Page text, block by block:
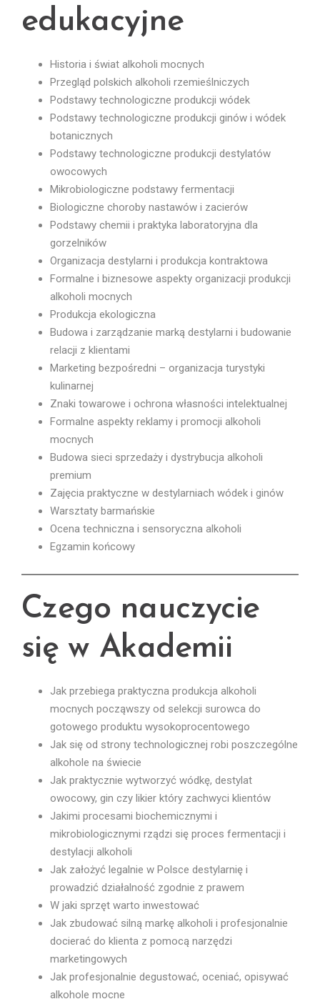
edukacyjne
Historia i świat alkoholi mocnych
Przegląd polskich alkoholi rzemieślniczych
Podstawy technologiczne produkcji wódek
Podstawy technologiczne produkcji ginów i wódek
botanicznych
Podstawy technologiczne produkcji destylatów
owocowych
Mikrobiologiczne podstawy fermentacji
Biologiczne choroby nastawów i zacierów
Podstawy chemii i praktyka laboratoryjna dla
gorzelników
Organizacja destylarni i produkcja kontraktowa
Formalne i biznesowe aspekty organizacji produkcji
alkoholi mocnych
Produkcja ekologiczna
Budowa i zarządzanie marką destylarni i budowanie
relacji z klientami
Marketing bezpośredni – organizacja turystyki
kulinarnej
Znaki towarowe i ochrona własności intelektualnej
Formalne aspekty reklamy i promocji alkoholi
mocnych
Budowa sieci sprzedaży i dystrybucja alkoholi
premium
Zajęcia praktyczne w destylarniach wódek i ginów
Warsztaty barmańskie
Ocena techniczna i sensoryczna alkoholi
Egzamin końcowy
Czego nauczycie
się w Akademii
Jak przebiega praktyczna produkcja alkoholi
mocnych począwszy od selekcji surowca do
gotowego produktu wysokoprocentowego
Jak się od strony technologicznej robi poszczególne
alkohole na świecie
Jak praktycznie wytworzyć wódkę, destylat
owocowy, gin czy likier który zachwyci klientów
Jakimi procesami biochemicznymi i
mikrobiologicznymi rządzi się proces fermentacji i
destylacji alkoholi
Jak założyć legalnie w Polsce destylarnię i
prowadzić działalność zgodnie z prawem
W jaki sprzęt warto inwestować
Jak zbudować silną markę alkoholi i profesjonalnie
docierać do klienta z pomocą narzędzi
marketingowych
Jak profesjonalnie degustować, oceniać, opisywać
alkohole mocne